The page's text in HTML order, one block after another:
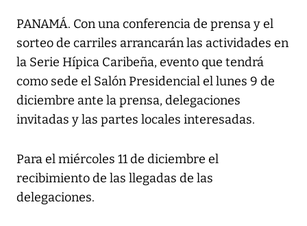
PANAMÁ. Con una conferencia de prensa y el
sorteo de carriles arrancarán las actividades en
la Serie Hípica Caribeña, evento que tendrá
como sede el Salón Presidencial el lunes 9 de
diciembre ante la prensa, delegaciones
invitadas y las partes locales interesadas.
Para el miércoles 11 de diciembre el
recibimiento de las llegadas de las
delegaciones.